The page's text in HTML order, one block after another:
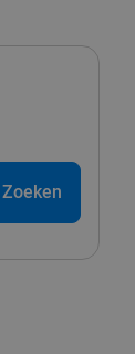
Zoeken